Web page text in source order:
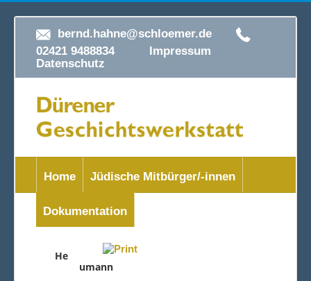
bernd.hahne@schloemer.de
02421 9488834 Impressum
Datenschutz
Home Jüdische Mitbürger/-innen
Dokumentation
He
umann